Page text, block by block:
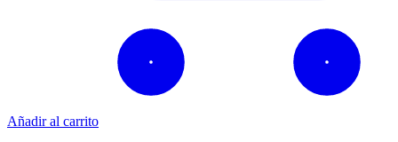
Añadir al carrito